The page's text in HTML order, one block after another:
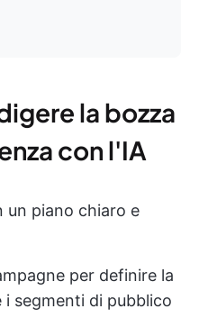
la bozza
con l'IA
un piano chiaro e
per definire la
segmenti di pubblico